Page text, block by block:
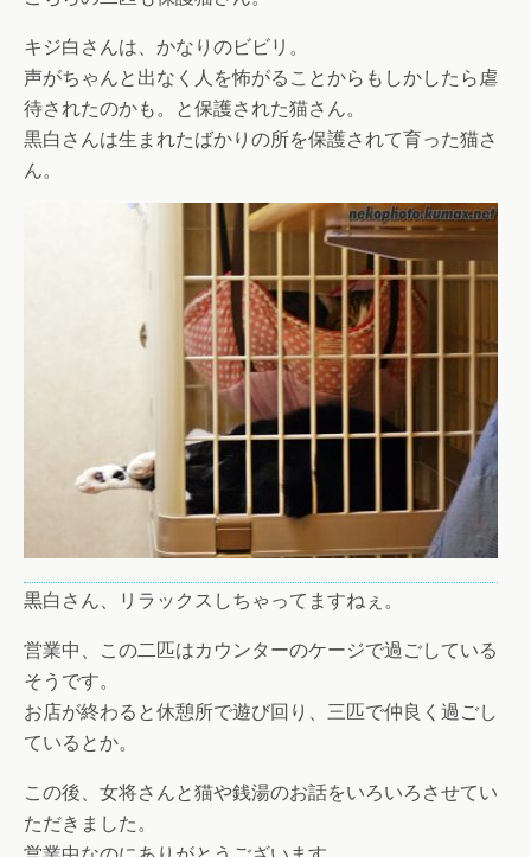
キジ白さんは、かなりのビビリ。
声がちゃんと出なく人を怖がることからもしかしたら虐
待されたのかも。と保護された猫さん。
黒白さんは生まれたばかりの所を保護されて育った猫さ
ん。
黒白さん、リラックスしちゃってますねぇ。
営業中、この二匹はカウンターのケージで過ごしている
そうです。
お店が終わると休憩所で遊び回り、三匹で仲良く過ごし
ているとか。
この後、女将さんと猫や銭湯のお話をいろいろさせてい
ただきました。